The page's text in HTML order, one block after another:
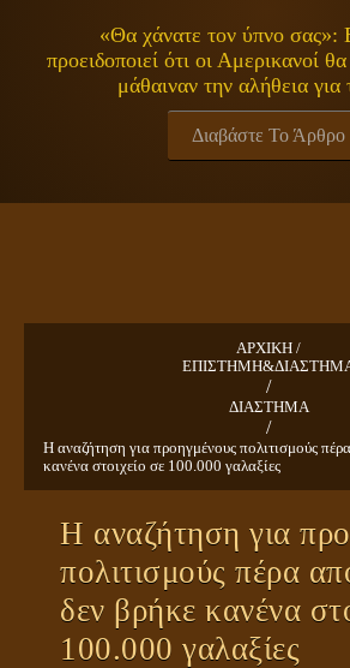
«Θα χάνατε τον ύπνο σας»:
προειδοποιεί ότι οι Αμερικανοί
μάθαιναν την αλήθεια
Διαβάστε Το Άρθρο
ΕΚΠΟΜΠΕΣ
ΓΕΝΙΚΑ
ΚΛΕΙΔΙΑ
ΑΡΧΙΚΗ /
/
ΔΙΑΣΤΗΜΑ
/
Η αναζήτηση για προηγμένους πολιτισμούς
κανένα στοιχείο σε 100.000 γαλαξίες
Η αναζήτηση για
πολιτισμούς πέρα
δεν βρήκε κανένα
100.000 γαλαξίες